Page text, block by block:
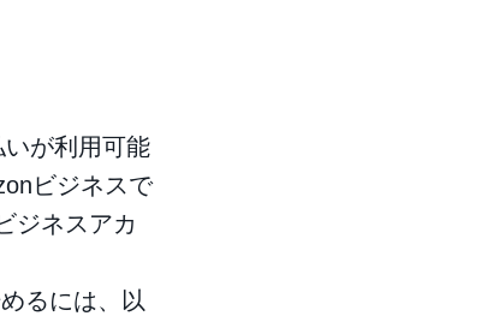
が利用可能
ビジネスで
ジネスアカ
るには、以